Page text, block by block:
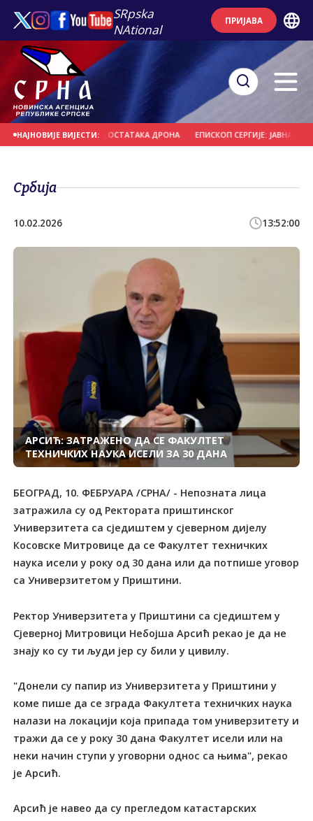
SRpska
NAtional
ПРИЈАВА
НАЈНОВИЈЕ ВИЈЕСТИ:
НАФТЕ НАКОН ПАДА ОСТАТАКА ДРОНА ЕПИСКОП СЕРГИЈЕ: ЈАВНА
Србија
10.02.2026 13:52:00
АРСИЋ: ЗАТРАЖЕНО ДА СЕ ФАКУЛТЕТ
ТЕХНИЧКИХ НАУКА ИСЕЛИ ЗА 30 ДАНА
БЕОГРАД, 10. ФЕБРУАРА /СРНА/ - Непозната лица
затражила су од Ректората приштинског
Универзитета са сједиштем у сјеверном дијелу
Косовске Митровице да се Факултет техничких
наука исели у року од 30 дана или да потпише уговор
са Универзитетом у Приштини.
Ректор Универзитета у Приштини са сједиштем у
Сјеверној Митровици Небојша Арсић рекао је да не
знају ко су ти људи јер су били у цивилу.
"Донели су папир из Универзитета у Приштини у
коме пише да се зграда Факултета техничких наука
налази на локацији која припада том универзитету и
тражи да се у року 30 дана Факултет исели или на
неки начин ступи у уговорни однос са њима", рекао
је Арсић.
Арсић је навео да су прегледом катастарских